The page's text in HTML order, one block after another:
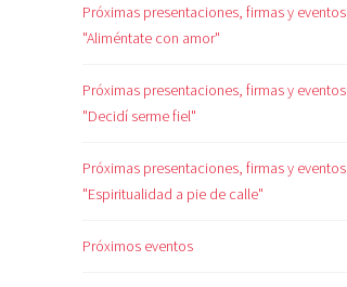
Próximas presentaciones, firmas y eventos
"Aliméntate con amor"
Próximas presentaciones, firmas y eventos
"Decidí serme fiel"
Próximas presentaciones, firmas y eventos
"Espiritualidad a pie de calle"
Próximos eventos